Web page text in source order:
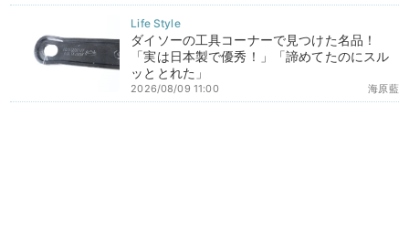
ダイソーの工具コーナーで見つけた名品！
「実は日本製で優秀！」「諦めてたのにスル
ッととれた」
海原藍
2026/08/09 11:00